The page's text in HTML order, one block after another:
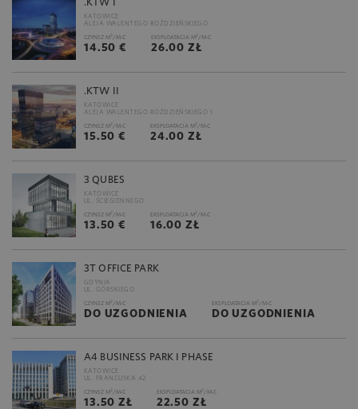
KATOWICE
ALEJA WALENTEGO ROŹDZIEŃSKIEGO
CZYNSZ M2 /M-C
14.50 €
EKSPLOATACJA M2 /M-C
26.00 ZŁ
.KTW II
KATOWICE
ALEJA WALENTEGO ROŹDZIEŃSKIEGO 1
CZYNSZ M2 /M-C
15.50 €
EKSPLOATACJA M2 /M-C
24.00 ZŁ
3 QUBES
KATOWICE
UL. ŚCIEGIENNEGO
CZYNSZ M2 /M-C
13.50 €
EKSPLOATACJA M2 /M-C
16.00 ZŁ
3T OFFICE PARK
GDYNIA
UL. GÓRSKIEGO
CZYNSZ M2 /M-C
DO UZGODNIENIA
EKSPLOATACJA M2 /M-C
DO UZGODNIENIA
A4 BUSINESS PARK I PHASE
KATOWICE
UL. FRANCUSKA 42
CZYNSZ M2 /M-C
13.50 ZŁ
EKSPLOATACJA M2 /M-C
22.50 ZŁ